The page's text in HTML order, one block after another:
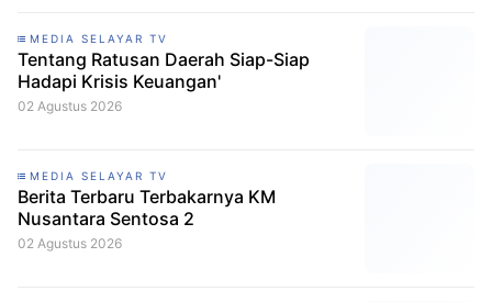
MEDIA SELAYAR TV
Tentang Ratusan Daerah Siap-Siap
Hadapi Krisis Keuangan'
02 Agustus 2026
MEDIA SELAYAR TV
Berita Terbaru Terbakarnya KM
Nusantara Sentosa 2
02 Agustus 2026